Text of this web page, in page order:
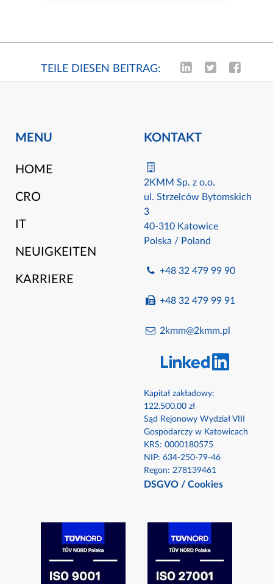
TEILE DIESEN BEITRAG:
MENU
HOME
CRO
IT
NEUIGKEITEN
KARRIERE
KONTAKT
2KMM Sp. z o.o.
ul. Strzelców Bytomskich
3
40-310 Katowice
Polska / Poland
+48 32 479 99 90
+48 32 479 99 91
2kmm@2kmm.pl
Kapitał zakładowy:
122.500,00 zł
Sąd Rejonowy Wydział VIII
Gospodarczy w Katowicach
KRS: 0000180575​
NIP: 634-250-79-46​
Regon: 278139461
DSGVO / Cookies